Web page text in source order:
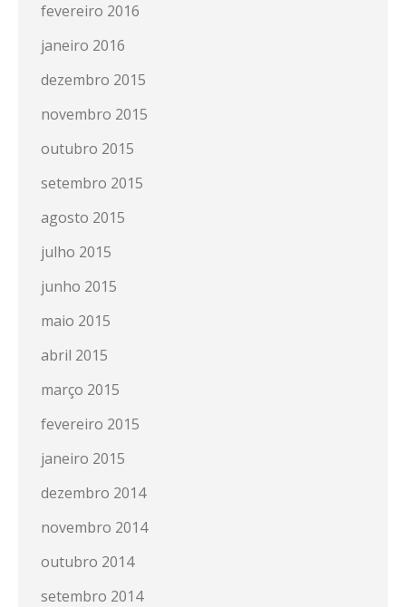
fevereiro 2016
janeiro 2016
dezembro 2015
novembro 2015
outubro 2015
setembro 2015
agosto 2015
julho 2015
junho 2015
maio 2015
abril 2015
março 2015
fevereiro 2015
janeiro 2015
dezembro 2014
novembro 2014
outubro 2014
setembro 2014